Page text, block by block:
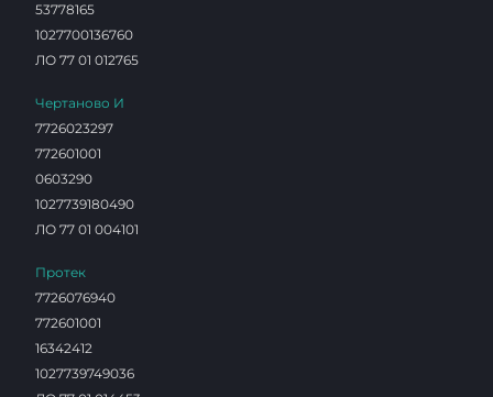
53778165
1027700136760
ЛО 77 01 012765
Чертаново И
7726023297
772601001
0603290
1027739180490
ЛО 77 01 004101
Протек
7726076940
772601001
16342412
1027739749036